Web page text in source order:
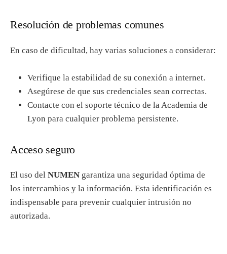
Resolución de problemas comunes
En caso de dificultad, hay varias soluciones a considerar:
Verifique la estabilidad de su conexión a internet.
Asegúrese de que sus credenciales sean correctas.
Contacte con el soporte técnico de la Academia de
Lyon para cualquier problema persistente.
Acceso seguro
El uso del NUMEN garantiza una seguridad óptima de
los intercambios y la información. Esta identificación es
indispensable para prevenir cualquier intrusión no
autorizada.